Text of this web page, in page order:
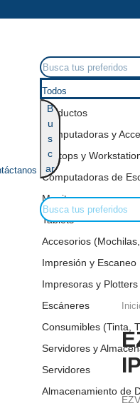
Todos
Productos
Computadoras y
Laptops y
Computadoras de
Monitores
Tablets
Accesorios
Impresión y Escaneo
Impresoras y Plotters
Escáneres
Consumibles (Tinta,
Servidores y
Servidores
Almacenamiento de
B
u
s
c
ar